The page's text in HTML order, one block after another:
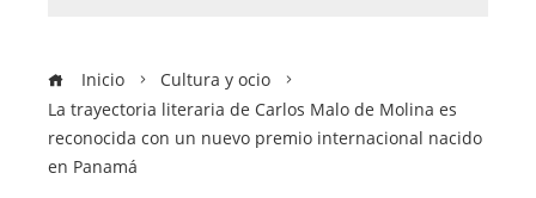
Inicio
Cultura y ocio
La trayectoria literaria de Carlos Malo de Molina es
reconocida con un nuevo premio internacional nacido
en Panamá